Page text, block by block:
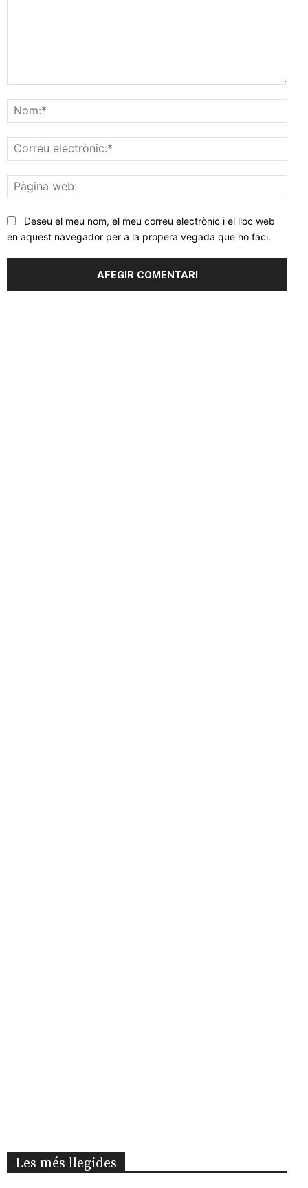
web:
Deseu el meu nom, el meu correu electrònic i el lloc web
en aquest navegador per a la propera vegada que ho faci.
Les més llegides